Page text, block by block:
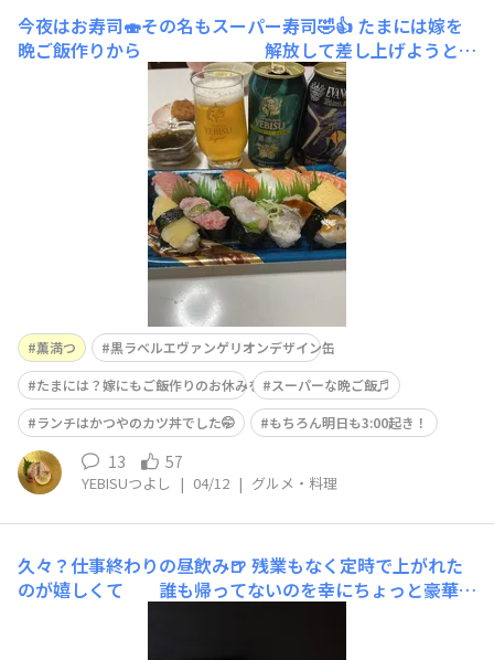
今夜はお寿司🍣その名もスーパー寿司🤣👍 たまには嫁を
晩ご飯作りから 解放して差し上げようと
（時々YEBIつよ晩ご飯当番ですけど😅
💦）今夜はスーパーのお寿司🍣で🎶スーパーのエビカツ
と パックのもずく酢を添えて
今夜はスーパーな晩ご飯🎶🤣👍自己責任で飲む
薫満つと 黒
薫満つ
黒ラベルエヴァンゲリオンデザイン缶
たまには？嫁にもご飯作りのお休みを😜スーパーな晩ご飯♬
ランチはかつやのカツ丼でした🤭
もちろん明日も3:00起き！
13 57
YEBISUつよし | 04/12 | グルメ・料理
久々？仕事終わりの昼飲み🍺 残業もなく定時で上がれた
のが嬉しくて 誰も帰ってないのを幸にちょっと豪華？